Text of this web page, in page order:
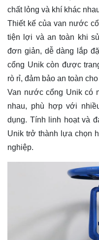
chất lỏng và khí khác
Thiết kế của van nước
tiện lợi và an toàn khi
đơn giản, dễ dàng lắp
cổng Unik còn được
rò rỉ, đảm bảo an toàn
Van nước cổng Unik có
nhau, phù hợp với
dụng. Tính linh hoạt và
Unik trở thành lựa chọn
nghiệp.